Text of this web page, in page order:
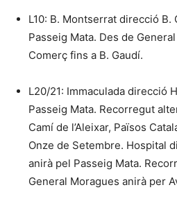
L10: B. Montserrat direcció B.
Passeig Mata. Des de
Comerç fins a B. Gaudí.
L20/21: Immaculada direcció
Passeig Mata. Recorregut
Camí de l’Aleixar, Països
Onze de Setembre. Hospital
anirà pel Passeig Mata.
General Moragues anirà per